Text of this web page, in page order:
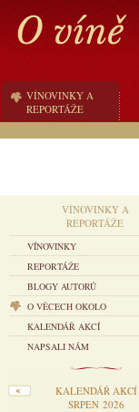
VÍNOVINKY A
REPORTÁŽE
VÍNOVINKY A
REPORTÁŽE
VÍNOVINKY
REPORTÁŽE
BLOGY AUTORŮ
O VĚCECH OKOLO
KALENDÁŘ AKCÍ
NAPSALI NÁM
KALENDÁŘ AKCÍ
SRPEN 2026